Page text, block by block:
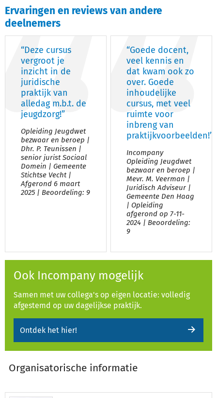
Ervaringen en reviews van andere
deelnemers
“Deze cursus
vergroot je
inzicht in de
juridische
praktijk van
alledag m.b.t. de
jeugdzorg!”
Opleiding Jeugdwet
bezwaar en beroep |
Dhr. P. Teunissen |
senior jurist Sociaal
Domein | Gemeente
Stichtse Vecht |
Afgerond 6 maart
2025 | Beoordeling: 9
“Goede docent,
veel kennis en
dat kwam ook zo
over. Goede
inhoudelijke
cursus, met veel
ruimte voor
inbreng van
praktijkvoorbeelden!”
Incompany
Opleiding Jeugdwet
bezwaar en beroep |
Mevr. M. Veerman |
Juridisch Adviseur |
Gemeente Den Haag
| Opleiding
afgerond op 7-11-
2024 | Beoordeling:
9
Ook Incompany mogelijk
Samen met uw collega's op eigen locatie: volledig
afgestemd op uw dagelijkse praktijk.
Ontdek het hier!
Organisatorische informatie